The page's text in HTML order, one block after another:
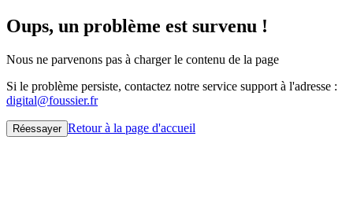
Oups, un problème est survenu !
Nous ne parvenons pas à charger le contenu de la page
Si le problème persiste, contactez notre service support à l'adresse :
digital@foussier.fr
Réessayer Retour à la page d'accueil